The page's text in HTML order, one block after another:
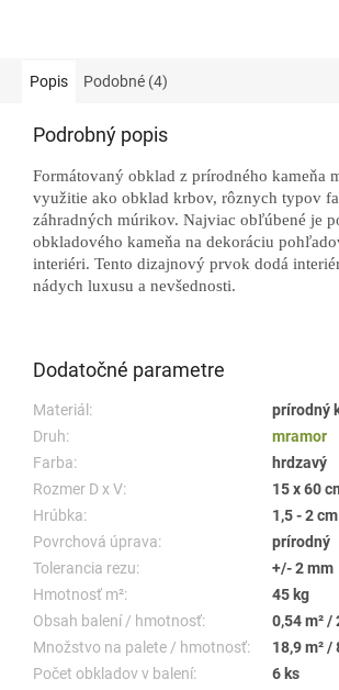
Popis Podobné (4)
Podrobný popis
Formátovaný obklad z prírodného kameňa
využitie ako obklad krbov, rôznych typov
záhradných múrikov. Najviac obľúbené je
obkladového kameňa na dekoráciu
interiéri. Tento dizajnový prvok dodá
nádych luxusu a nevšednosti.
Dodatočné parametre
Materiál:
prírodný
Druh:
mramor
Farba:
hrdzavý
Rozmer D x V:
15 x 60
Hrúbka:
1,5 - 2 cm
Povrchová úprava:
prírodný
Tolerancia rezu:
+/- 2 mm
Hmotnosť m²:
45 kg
Obsah balení / hmotnosť:
0,54 m² /
Množstvo na palete / hmotnosť:
18,9 m² /
Počet obkladov v balení:
6 ks